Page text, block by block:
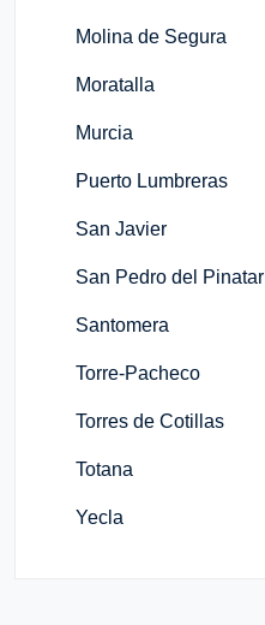
Molina de Segura
Moratalla
Murcia
Puerto Lumbreras
San Javier
San Pedro del Pinatar
Santomera
Torre-Pacheco
Torres de Cotillas
Totana
Yecla